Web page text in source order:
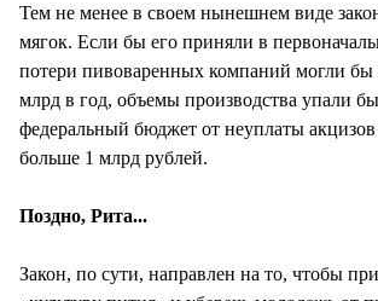
Тем не менее в своем нынешнем виде
мягок. Если бы его приняли в
потери пивоваренных компаний могли бы
млрд в год, объемы производства упали
федеральный бюджет от неуплаты
больше 1 млрд рублей.
Поздно, Рита...
Закон, по сути, направлен на то, чтобы